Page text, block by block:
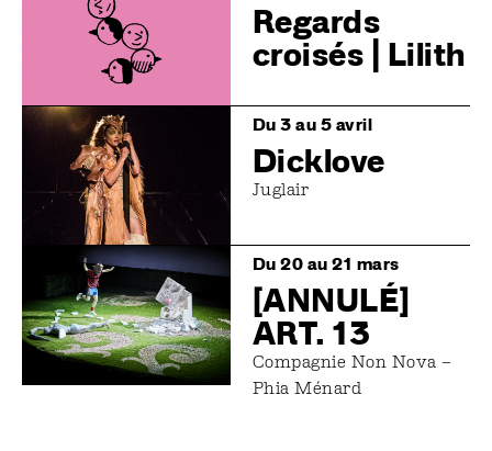
Regards
croisés | Lilith
Image Du 3 au 5 avril
Dicklove
Juglair
Du 20 au 21 mars
[ANNULÉ]
ART. 13
Compagnie Non Nova –
Phia Ménard